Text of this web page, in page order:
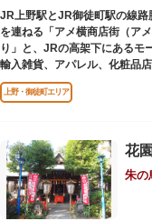
（はっぴべんざいてん）」。
で目にすることができます。
不忍池辯天堂には、豊臣秀吉
福神とは別の「大黒天」も祀
JR上野駅とJR御徒町駅の線
を連ねる「アメ横商店街（ア
り」と、JRの高架下にあるモ
輸入雑貨、アパレル、化粧品
んでいます。活気ある呼び込
みながら目玉商品や特価品を
アメ横のはじまりは、物資が
くの闇市が的屋の仕切りであ
共同体となり連合会を結成。
当時、JR上野駅のすぐ南に発
上野・御徒町エリア
花
朱の